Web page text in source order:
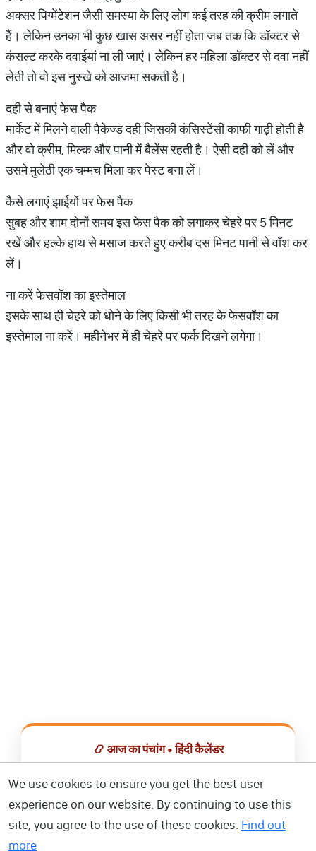
अक्सर पिग्मेंटेशन जैसी समस्या के लिए लोग कई तरह की क्रीम लगाते
हैं। लेकिन उनका भी कुछ खास असर नहीं होता जब तक कि डॉक्टर से
कंसल्ट करके दवाईयां ना ली जाएं। लेकिन हर महिला डॉक्टर से दवा नहीं
लेती तो वो इस नुस्खे को आजमा सकती है।
दही से बनाएं फेस पैक
मार्केट में मिलने वाली पैकेज्ड दही जिसकी कंसिस्टेंसी काफी गाढ़ी होती है
और वो क्रीम, मिल्क और पानी में बैलेंस रहती है। ऐसी दही को लें और
उसमे मुलेठी एक चम्मच मिला कर पेस्ट बना लें।
कैसे लगाएं झाईयों पर फेस पैक
सुबह और शाम दोनों समय इस फेस पैक को लगाकर चेहरे पर 5 मिनट
रखें और हल्के हाथ से मसाज करते हुए करीब दस मिनट पानी से वॉश कर
लें।
ना करें फेसवॉश का इस्तेमाल
इसके साथ ही चेहरे को धोने के लिए किसी भी तरह के फेसवॉश का
इस्तेमाल ना करें। महीनेभर में ही चेहरे पर फर्क दिखने लगेगा।
📿 आज का पंचांग • हिंदी कैलेंडर
📅 हिंदी कैलेंडर ऐप डाउनलोड करें
We use cookies to ensure you get the best user
experience on our website. By continuing to use this
site, you agree to the use of these cookies. Find out
more